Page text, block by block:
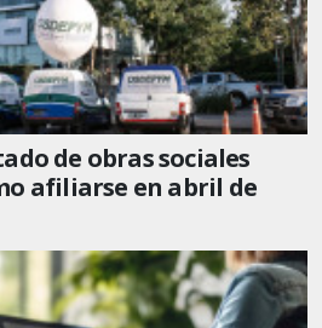
de obras sociales
afiliarse en abril de